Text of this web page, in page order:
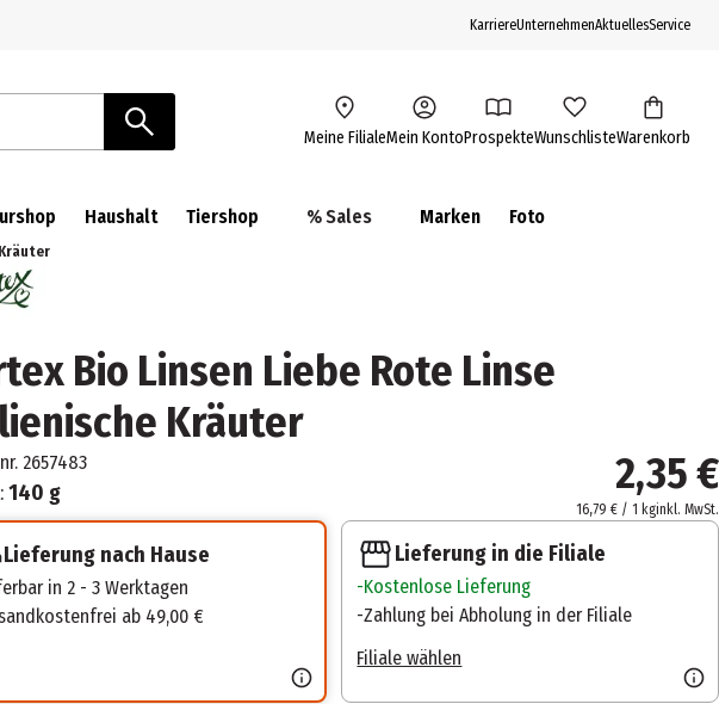
KarriereUnternehmenAktuellesService
Meine FilialeMein KontoProspekteWunschlisteWarenkorb
Haushalt Tiershop % Sales Marken Foto
Bio Linsen Liebe Rote Linse
Kräuter
2657483
140 g 2,35 €
16,79 € / 1 kginkl. MwSt.
Lieferung nach Hause
in 2 - 3 Werktagen
ab 49,00 €
Lieferung in die Filiale
Kostenlose Lieferung
Zahlung bei Abholung in der Filiale
Filiale wählen